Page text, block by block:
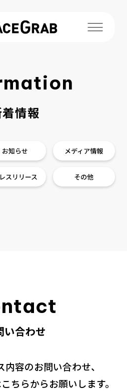
ィクス事業
情報
お知らせ メディア情報
スリリース その他
い合わせ
容のお問い合わせ、
ちらからお願いします。